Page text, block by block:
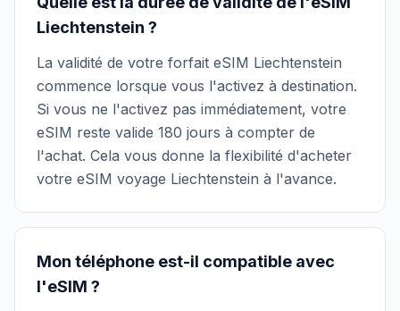
Liechtenstein ?
La validité de votre forfait eSIM Liechtenstein
commence lorsque vous l'activez à destination.
Si vous ne l'activez pas immédiatement, votre
eSIM reste valide 180 jours à compter de
l'achat. Cela vous donne la flexibilité d'acheter
votre eSIM voyage Liechtenstein à l'avance.
Mon téléphone est-il compatible avec
l'eSIM ?